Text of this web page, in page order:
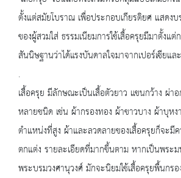
ตั้งแต่สมัยโบราณ เพื่อประกอบเกียรติยศ แสดง
ของผู้สวมใส่ ธรรมเนียมการใช้เสื้อครุยมีมาตั้งแต่
สันนิษฐานว่าได้แรงบันดาลใจมาจากเปอร์เซียแล
.
เสื้อครุย มีลักษณะเป็นเสื้อตัวยาว แขนกว้าง ผ่า
หลายชนิด เช่น ผ้ากรองทอง ผ้าขาวบาง ผ้าบุห
ตำแหน่งที่สูง ผ้าและลวดลายของเสื้อครุยก็จะมี
ตกแต่ง รายละเอียดที่มากขึ้นตาม หากเป็นพระ
พระบรมวงศานุวงศ์ มักจะนิยมใช้เสื้อครุยพื้นกร